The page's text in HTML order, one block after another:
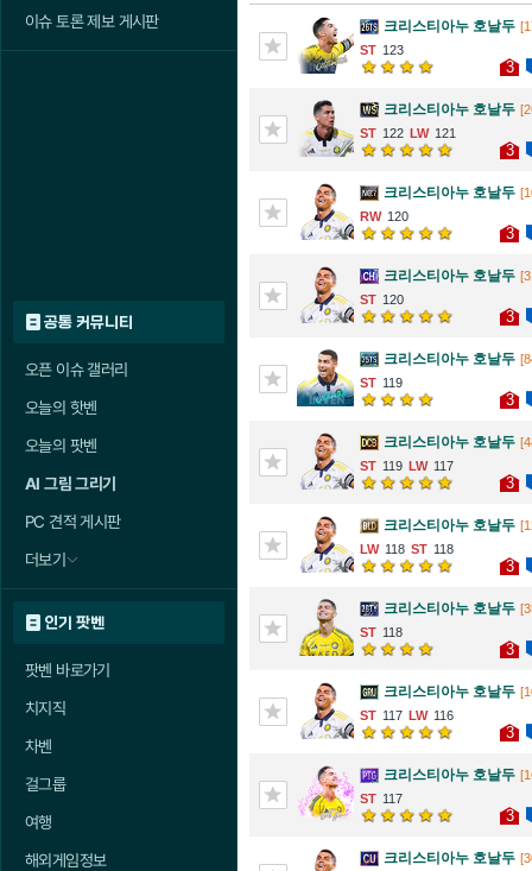
이슈 토론 제보 게시판
공통 커뮤니티
오픈 이슈 갤러리
오늘의 핫벤
오늘의 팟벤
AI 그림 그리기
PC 견적 게시판
더보기
인기 팟벤
팟벤 바로가기
치지직
차벤
걸그룹
여행
해외게임정보
크리스티아누 호날두
123
3
크리스티아누 호날두
122
121
3
크리스티아누 호날두
120
3
크리스티아누 호날두
120
3
크리스티아누 호날두
119
3
크리스티아누 호날두
119
117
3
크리스티아누 호날두
118
118
3
크리스티아누 호날두
118
3
크리스티아누 호날두
117
116
3
크리스티아누 호날두
117
3
크리스티아누 호날두